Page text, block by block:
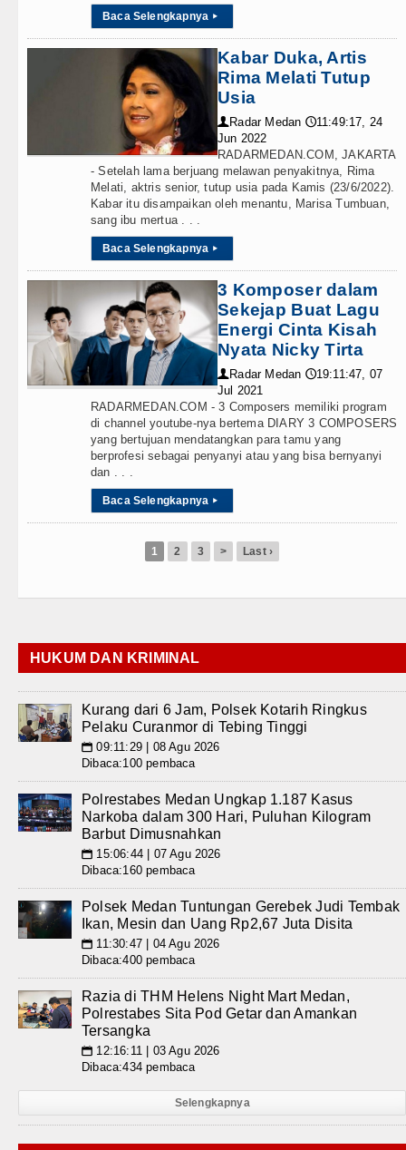
Baca Selengkapnya ▸
Kabar Duka, Artis
Rima Melati Tutup
Usia
👤 Radar Medan 🕔11:49:17, 24
Jun 2022
RADARMEDAN.COM, JAKARTA
- Setelah lama berjuang melawan penyakitnya, Rima
Melati, aktris senior, tutup usia pada Kamis (23/6/2022).
Kabar itu disampaikan oleh menantu, Marisa Tumbuan,
sang ibu mertua . . .
Baca Selengkapnya ▸
3 Komposer dalam
Sekejap Buat Lagu
Energi Cinta Kisah
Nyata Nicky Tirta
👤 Radar Medan 🕔19:11:47, 07
Jul 2021
RADARMEDAN.COM - 3 Composers memiliki program
di channel youtube-nya bertema DIARY 3 COMPOSERS
yang bertujuan mendatangkan para tamu yang
berprofesi sebagai penyanyi atau yang bisa bernyanyi
dan . . .
Baca Selengkapnya ▸
1 2 3 > Last ›
HUKUM DAN KRIMINAL
Kurang dari 6 Jam, Polsek Kotarih Ringkus
Pelaku Curanmor di Tebing Tinggi
📅 09:11:29 | 08 Agu 2026
Dibaca:100 pembaca
Polrestabes Medan Ungkap 1.187 Kasus
Narkoba dalam 300 Hari, Puluhan Kilogram
Barbut Dimusnahkan
📅 15:06:44 | 07 Agu 2026
Dibaca:160 pembaca
Polsek Medan Tuntungan Gerebek Judi Tembak
Ikan, Mesin dan Uang Rp2,67 Juta Disita
📅 11:30:47 | 04 Agu 2026
Dibaca:400 pembaca
Razia di THM Helens Night Mart Medan,
Polrestabes Sita Pod Getar dan Amankan
Tersangka
📅 12:16:11 | 03 Agu 2026
Dibaca:434 pembaca
Selengkapnya